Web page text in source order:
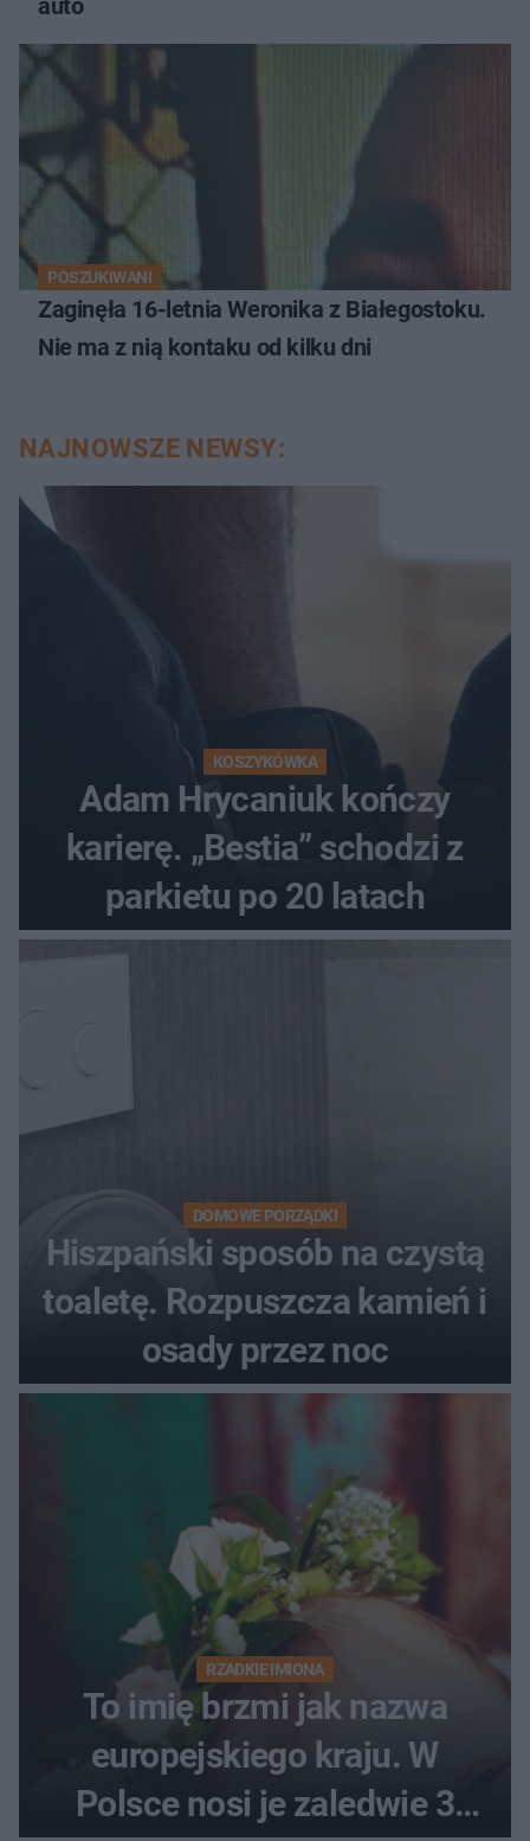
auto
POSZUKIWANI
Zaginęła 16-letnia Weronika z Białegostoku.
Nie ma z nią kontaku od kilku dni
NAJNOWSZE NEWSY:
KOSZYKÓWKA
Adam Hrycaniuk kończy
karierę. „Bestia” schodzi z
parkietu po 20 latach
DOMOWE PORZĄDKI
Hiszpański sposób na czystą
toaletę. Rozpuszcza kamień i
osady przez noc
RZADKIE IMIONA
To imię brzmi jak nazwa
europejskiego kraju. W
Polsce nosi je zaledwie 3